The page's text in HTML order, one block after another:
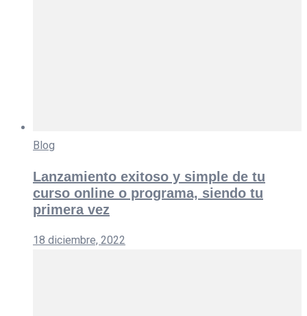
Blog
Lanzamiento exitoso y simple de tu
curso online o programa, siendo tu
primera vez
18 diciembre, 2022